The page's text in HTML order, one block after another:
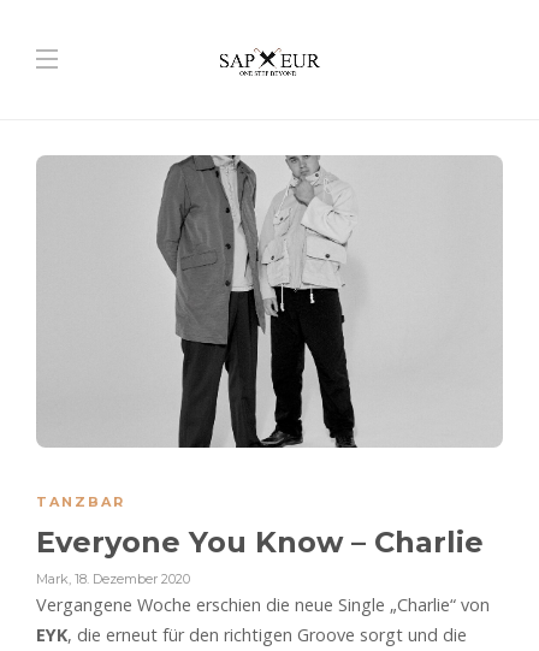
TANZBAR
Everyone You Know – Charlie
Mark 18. Dezember 2020
Vergangene Woche erschien die neue Single „Charlie“ von
EYK, die erneut für den richtigen Groove sorgt und die